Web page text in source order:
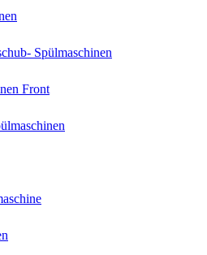
Spülmaschinen
Front